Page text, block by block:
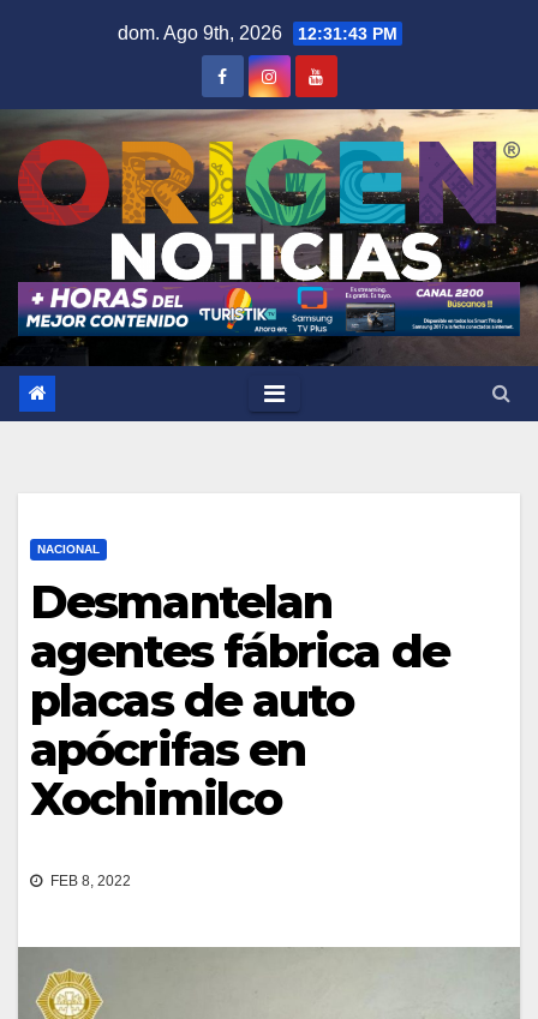
dom. Ago 9th, 2026 12:31:44 PM
NACIONAL
Desmantelan
agentes fábrica de
placas de auto
apócrifas en
Xochimilco
FEB 8, 2022